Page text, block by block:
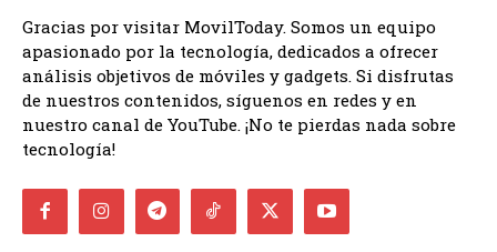
Gracias por visitar MovilToday. Somos un equipo
apasionado por la tecnología, dedicados a ofrecer
análisis objetivos de móviles y gadgets. Si disfrutas
de nuestros contenidos, síguenos en redes y en
nuestro canal de YouTube. ¡No te pierdas nada sobre
tecnología!